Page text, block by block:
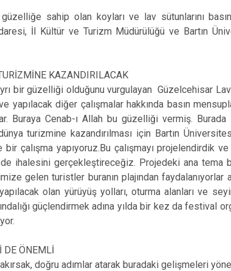
sahip olan koyları ve lav sütunlarını
İl Kültür ve Turizm Müdürülüğü ve Bartın
KAZANDIRILACAK
bir güzelliği olduğunu vurgulayan Güzelcehisar
diğer çalışmalar hakkında basın
Buraya Cenab-ı Allah bu güzelliği vermiş. Burada
turizmine kazandırılması için Bartın
çalışma yapıyoruz.Bu çalışmayı projelendirdik
ihalesini gerçekleştireceğiz. Projedeki ana tema
gelen turistler buranın plajından
olan yürüyüş yolları, oturma alanları ve
güçlendirmek adına yılda bir kez da festival
DE ÖNEMLİ
doğru adımlar atarak buradaki gelişmeleri